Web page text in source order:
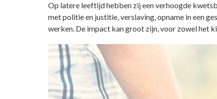
Op latere leeftijd hebben zij een verhoogde
met politie en justitie, verslaving, opname in een
werken. De impact kan groot zijn, voor zowel het